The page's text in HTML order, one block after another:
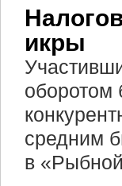
икры
оборотом
средним
в